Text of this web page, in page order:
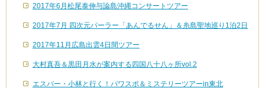
2017年6月松尾泰伸与論島沖縄コンサートツアー
2017年7月 四次元パーラー「あんでるせん」＆糸島聖地巡り1泊2日
2017年11月広島出雲4日間ツアー
大村真吾＆黒田月水が案内する四国八十八ヶ所vol.2
エスパー・小林と行く！パワスポ＆ミステリーツアーin東北